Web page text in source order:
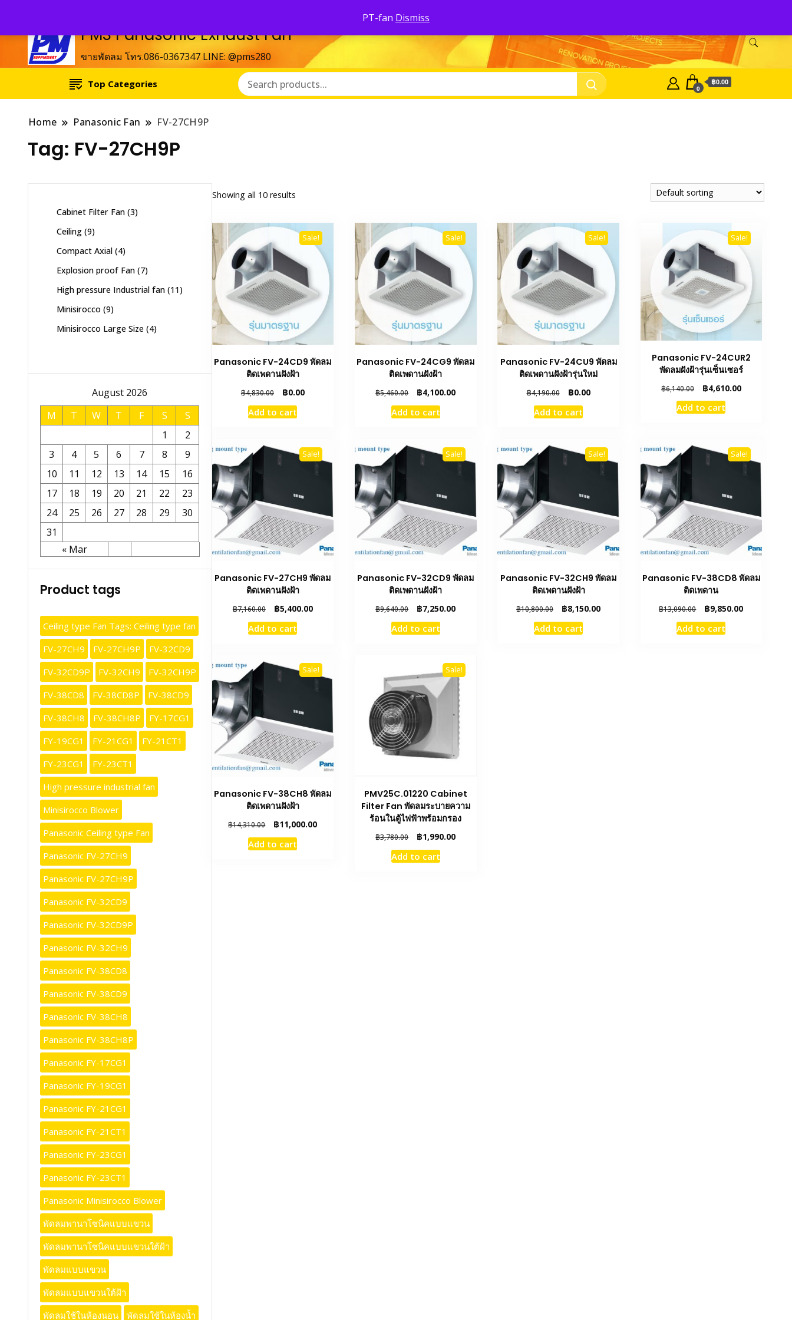
PT-fan Dismiss
PMS Panasonic Exhaust Fan
ขายพัดลม โทร.086-0367347 LINE: @pms280
Top Categories 0
฿0.00
Home Panasonic Fan FV-27CH9P
Tag: FV-27CH9P
Showing all 10 results
Sale!
Panasonic FV-24CD9 พัดลม
ติดเพดานฝังฝ้า
฿4,830.00
Original
price
was:
฿0.00Current
Add to cart
Sale!
Panasonic FV-24CG9 พัดลม
ติดเพดานฝังฝ้า
฿5,460.00
Original
price
was:
฿4,100.00Current
Add to cart
Sale!
Panasonic FV-24CU9 พัดลม
ติดเพดานฝังฝ้ารุ่นใหม่
฿4,190.00
Original
price
was:
฿0.00Current
Add to cart
Sale!
Panasonic FV-24CUR2
พัดลมฝังฝ้ารุ่นเซ็นเซอร์
฿6,140.00
Original
price
was:
฿4,610.00Current
Add to cart
Sale!
Panasonic FV-27CH9 พัดลม
ติดเพดานฝังฝ้า
฿7,160.00
Original
price
was:
฿5,400.00Current
Add to cart
Sale!
Panasonic FV-32CD9 พัดลม
ติดเพดานฝังฝ้า
฿9,640.00
Original
price
was:
฿7,250.00Current
Add to cart
Sale!
Panasonic FV-32CH9 พัดลม
ติดเพดานฝังฝ้า
฿10,800.00
Original
price
was:
฿8,150.00Current
Add to cart
Sale!
Panasonic FV-38CD8 พัดลม
ติดเพดาน
฿13,090.00
Original
price
was:
฿9,850.00Current
Add to cart
Sale!
Panasonic FV-38CH8 พัดลม
ติดเพดานฝังฝ้า
฿14,310.00
Original
price
was:
฿11,000.00Current
Add to cart
Sale!
PMV25C.01220 Cabinet
Filter Fan พัดลมระบายความ
ร้อนในตู้ไฟฟ้าพร้อมกรอง
฿3,780.00
Original
price
was:
฿1,990.00Current
Add to cart
Cabinet Filter Fan 33
Ceiling 99
Compact Axial 44
Explosion proof Fan 77
High pressure Industrial fan 1111
products
Minisirocco 99
Minisirocco Large Size 44
August 2026
M
T W T F S
S
1
2
3
4 5 6 7 8
9
10
11 12 13 14 15
16
17
18 19 20 21 22
23
24
25 26 27 28 29
30
31
« Mar
Product tags
Ceiling type Fan Tags: Ceiling type fan
FV-27CH9
FV-27CH9P
FV-32CD9
FV-32CD9P
FV-32CH9
FV-32CH9P
FV-38CD8
FV-38CD8P
FV-38CD9
FV-38CH8
FV-38CH8P
FY-17CG1
FY-19CG1
FY-21CG1
FY-21CT1
FY-23CG1
FY-23CT1
High pressure industrial fan
Minisirocco Blower
Panasonic Ceiling type Fan
Panasonic FV-27CH9
Panasonic FV-27CH9P
Panasonic FV-32CD9
Panasonic FV-32CD9P
Panasonic FV-32CH9
Panasonic FV-38CD8
Panasonic FV-38CD9
Panasonic FV-38CH8
Panasonic FV-38CH8P
Panasonic FY-17CG1
Panasonic FY-19CG1
Panasonic FY-21CG1
Panasonic FY-21CT1
Panasonic FY-23CG1
Panasonic FY-23CT1
Panasonic Minisirocco Blower
พัดลมพานาโซนิคแบบแขวน
พัดลมพานาโซนิคแบบแขวนใต้ฝ้า
พัดลมแบบแขวน
พัดลมแบบแขวนใต้ฝ้า
พัดลมใช้ในห้องนอน
พัดลมใช้ในห้องน้ำ